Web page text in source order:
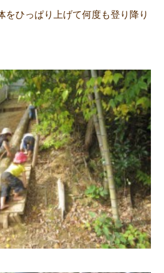
をひっぱり上げて何度も登り降り